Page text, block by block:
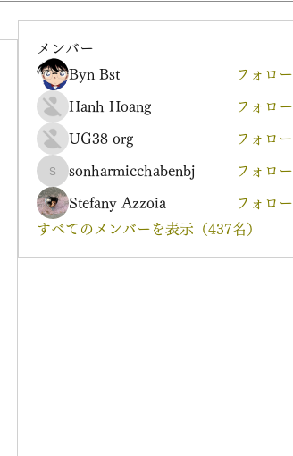
メンバー
Byn Bst
フォロー
Hanh Hoang フォロー
UG38 org フォロー
sonharmicchabenbj
sonharmicchabenbj フォロー
Stefany Azzoia
フォロー
すべてのメンバーを表示（437名）